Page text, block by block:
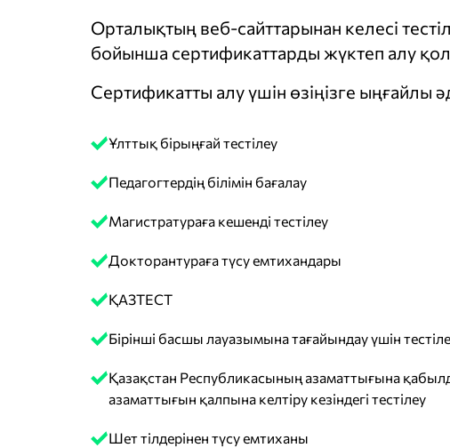
Орталықтың веб-сайттарынан келесі
бойынша сертификаттарды жүктеп алу
Сертификатты алу үшін өзіңізге ыңғайлы
Ұлттық бірыңғай тестілеу
Педагогтердің білімін бағалау
Магистратураға кешенді тестілеу
Докторантураға түсу емтихандары
ҚАЗТЕСТ
Бірінші басшы лауазымына тағайындау үшін
Қазақстан Республикасының азаматтығына
азаматтығын қалпына келтіру кезіндегі тестілеу
Шет тілдерінен түсу емтиханы